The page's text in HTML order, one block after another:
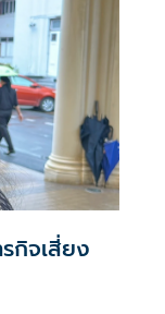
กิจเสี่ยง